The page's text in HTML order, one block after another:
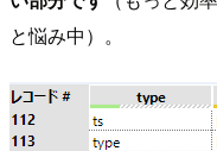
と悩み中）。